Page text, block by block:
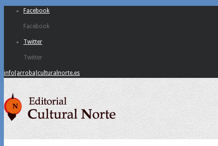
Facebook
Facebook
Twitter
Twitter
info[arroba]culturalnorte.es